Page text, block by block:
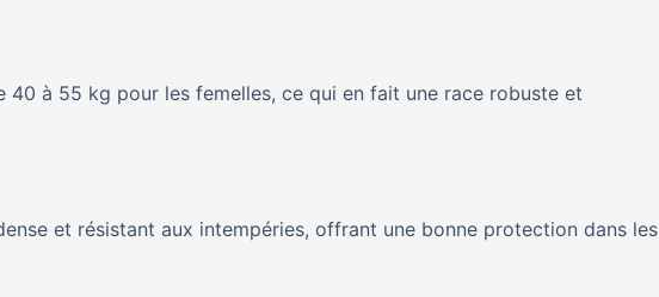
à 55 kg pour les femelles, ce qui en fait une race robuste et
et résistant aux intempéries, offrant une bonne protection dans les